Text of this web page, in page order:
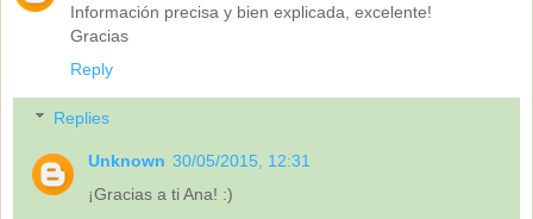
Información precisa y bien explicada, excelente!
Gracias
Reply
Replies
Unknown 30/05/2015, 12:31
¡Gracias a ti Ana! :)